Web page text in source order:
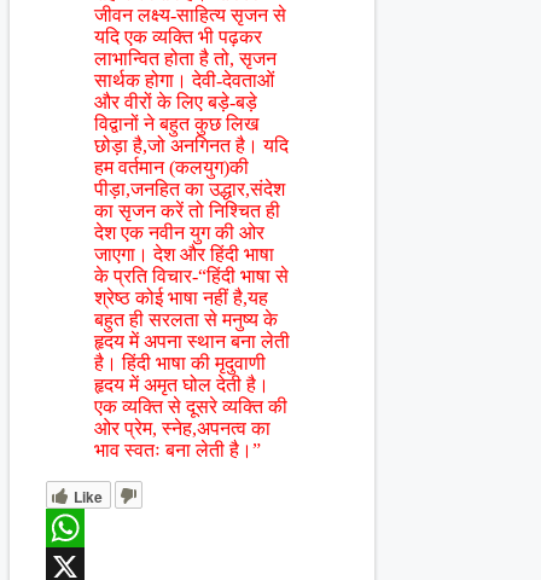
जीवन लक्ष्य-साहित्य सृजन से
यदि एक व्यक्ति भी पढ़कर
लाभान्वित होता है तो, सृजन
सार्थक होगा। देवी-देवताओं
और वीरों के लिए बड़े-बड़े
विद्वानों ने बहुत कुछ लिख
छोड़ा है,जो अनगिनत है। यदि
हम वर्तमान (कलयुग)की
पीड़ा,जनहित का उद्धार,संदेश
का सृजन करें तो निश्चित ही
देश एक नवीन युग की ओर
जाएगा। देश और हिंदी भाषा
के प्रति विचार-“हिंदी भाषा से
श्रेष्ठ कोई भाषा नहीं है,यह
बहुत ही सरलता से मनुष्य के
हृदय में अपना स्थान बना लेती
है। हिंदी भाषा की मृदुवाणी
हृदय में अमृत घोल देती है।
एक व्यक्ति से दूसरे व्यक्ति की
ओर प्रेम, स्नेह,अपनत्व का
भाव स्वतः बना लेती है।”
Like
WhatsApp